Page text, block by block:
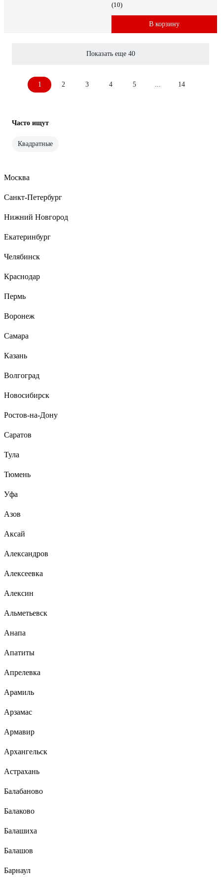
(10)
В корзину
Показать еще 40
1 2 3 4 5 14
Часто ищут
Квадратные
Москва
Санкт-Петербург
Нижний Новгород
Екатеринбург
Челябинск
Краснодар
Пермь
Воронеж
Самара
Казань
Волгоград
Новосибирск
Ростов-на-Дону
Саратов
Тула
Тюмень
Уфа
Азов
Аксай
Александров
Алексеевка
Алексин
Альметьевск
Анапа
Апатиты
Апрелевка
Арамиль
Арзамас
Армавир
Архангельск
Астрахань
Балабаново
Балаково
Балашиха
Балашов
Барнаул